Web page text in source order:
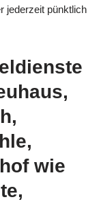
jederzeit pünktlich
wie